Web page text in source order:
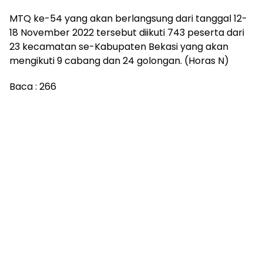
MTQ ke-54 yang akan berlangsung dari tanggal 12-
18 November 2022 tersebut diikuti 743 peserta dari
23 kecamatan se-Kabupaten Bekasi yang akan
mengikuti 9 cabang dan 24 golongan. (Horas N)
Baca : 266